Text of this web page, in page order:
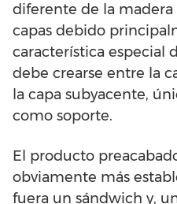
diferente de la madera
capas debido
característica especial
debe crearse entre la
la capa subyacente,
como soporte.
El producto
obviamente más
fuera un sándwich y,